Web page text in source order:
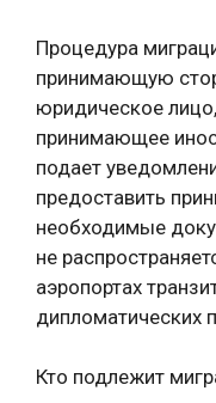
Процедура
принимающую
юридическое
принимающее
подает
предоставить
необходимые
не
аэропортах
дипломатических
Кто подлежит